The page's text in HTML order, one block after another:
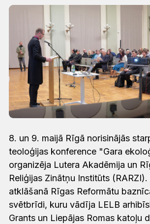
8. un 9. maijā Rīgā norisinājās
teoloģijas konference "Gara
organizēja Lutera Akadēmija un
Reliģijas Zinātņu Institūts
atklāšanā Rīgas Reformātu
svētbrīdi, kuru vādīja LELB
Grants un Liepājas Romas katoļu